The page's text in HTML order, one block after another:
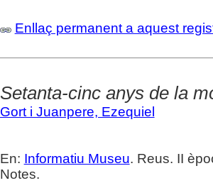
Enllaç permanent a aquest
Setanta-cinc anys de la
Gort i Juanpere, Ezequiel
En: Informatiu Museu. Reus. II
Notes.